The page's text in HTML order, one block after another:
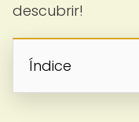
descubrir!
Índice